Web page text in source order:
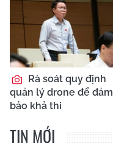
Rà soát quy định
quản lý drone để đảm
bảo khả thi
TIN MỚI